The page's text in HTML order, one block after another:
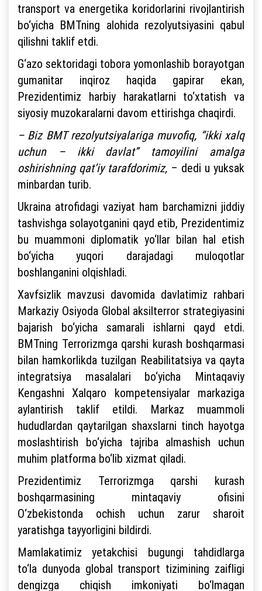
transport va energetika koridorlarini rivojlantirish
bo‘yicha BMTning alohida rezolyutsiyasini qabul
qilishni taklif etdi.
G‘azo sektoridagi tobora yomonlashib borayotgan
gumanitar inqiroz haqida gapirar ekan,
Prezidentimiz harbiy harakatlarni to‘xtatish va
siyosiy muzokaralarni davom ettirishga chaqirdi.
– Biz BMT rezolyutsiyalariga muvofiq, “ikki xalq
uchun – ikki davlat” tamoyilini amalga
oshirishning qat’iy tarafdorimiz, – dedi u yuksak
minbardan turib.
Ukraina atrofidagi vaziyat ham barchamizni jiddiy
tashvishga solayotganini qayd etib, Prezidentimiz
bu muammoni diplomatik yo‘llar bilan hal etish
bo‘yicha yuqori darajadagi muloqotlar
boshlanganini olqishladi.
Xavfsizlik mavzusi davomida davlatimiz rahbari
Markaziy Osiyoda Global aksilterror strategiyasini
bajarish bo‘yicha samarali ishlarni qayd etdi.
BMTning Terrorizmga qarshi kurash boshqarmasi
bilan hamkorlikda tuzilgan Reabilitatsiya va qayta
integratsiya masalalari bo‘yicha Mintaqaviy
Kengashni Xalqaro kompetensiyalar markaziga
aylantirish taklif etildi. Markaz muammoli
hududlardan qaytarilgan shaxslarni tinch hayotga
moslashtirish bo‘yicha tajriba almashish uchun
muhim platforma bo‘lib xizmat qiladi.
Prezidentimiz Terrorizmga qarshi kurash
boshqarmasining mintaqaviy ofisini
O‘zbekistonda ochish uchun zarur sharoit
yaratishga tayyorligini bildirdi.
Mamlakatimiz yetakchisi bugungi tahdidlarga
to‘la dunyoda global transport tizimining zaifligi
dengizga chiqish imkoniyati bo‘lmagan